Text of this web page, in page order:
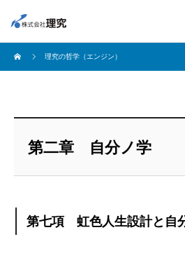
理究の哲学（エンジン）
第二章 自分ノ学
第七項 虹色人生設計と自